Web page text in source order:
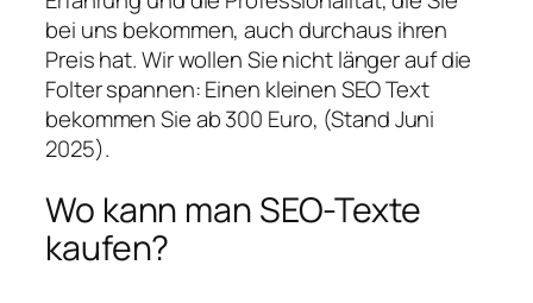
bei uns bekommen, auch durchaus ihren
Preis hat. Wir wollen Sie nicht länger auf die
Folter spannen: Einen kleinen SEO Text
bekommen Sie ab 300 Euro, (Stand Juni
2025).
Wo kann man SEO-Texte
kaufen?